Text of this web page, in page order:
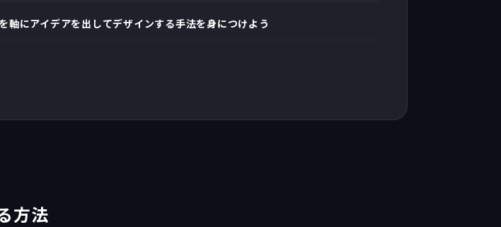
軸にアイデアを出してデザインする手法を身につけよう
方法